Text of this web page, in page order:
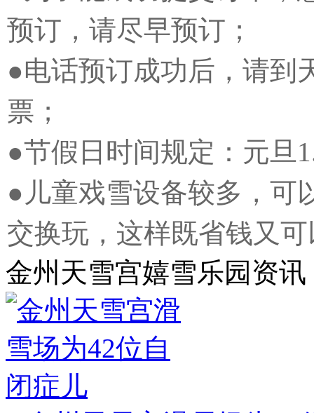
预订，请尽早预订；
●电话预订成功后，请到
票；
●节假日时间规定：元旦
●儿童戏雪设备较多，可
交换玩，这样既省钱又
金州天雪宫嬉雪乐园资讯